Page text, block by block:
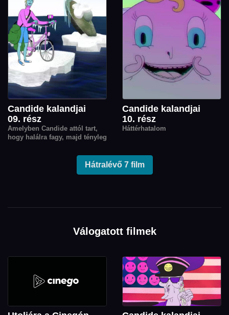
Candide kalandjai
09. rész
Amelyben Candide attól tart,
hogy halálra fagy, majd tényleg
Candide kalandjai
10. rész
Háttérhatalom
Hátralévő 7 film
Válogatott filmek